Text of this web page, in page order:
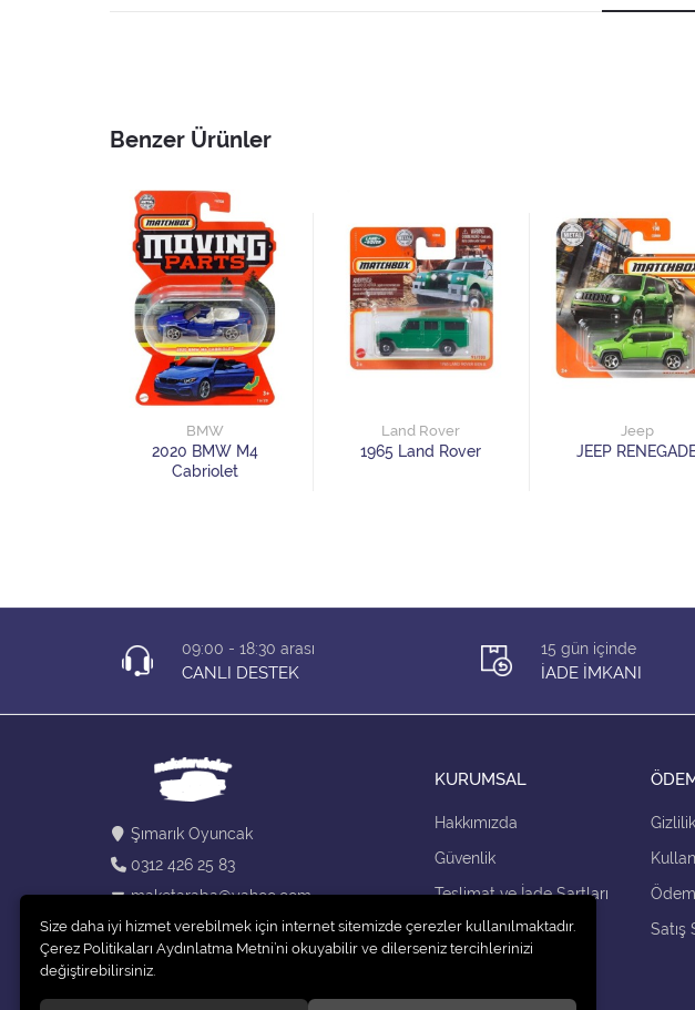
Benzer Ürünler
BMW
2020 BMW M4
Cabriolet
Land Rover
1965 Land Rover
Jeep
JEEP
09:00 - 18:30 arası
CANLI DESTEK
15 gün içinde
İADE İMKANI
Şımarık Oyuncak
0312 426 25 83
maketaraba@yahoo.com
KURUMSAL
Hakkımızda
Güvenlik
Teslimat ve İade Şartları
Kargo Seçenekleri
Satış
Size daha iyi hizmet verebilmek için internet sitemizde çerezler kullanılmaktadır.
Çerez Politikaları Aydınlatma Metni’ni okuyabilir ve dilerseniz tercihlerinizi
değiştirebilirsiniz.